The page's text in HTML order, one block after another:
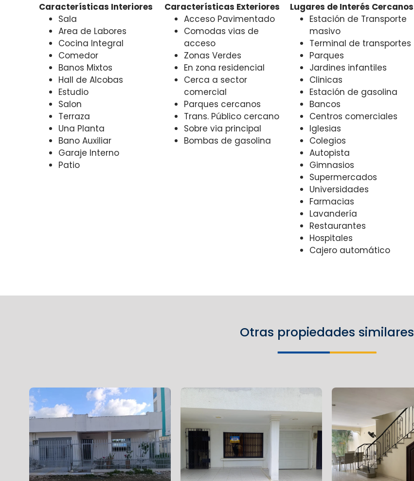
Características Interiores
Sala
Area de Labores
Cocina Integral
Comedor
Banos Mixtos
Hall de Alcobas
Estudio
Salon
Terraza
Una Planta
Bano Auxiliar
Garaje Interno
Patio
Características Exteriores
Acceso Pavimentado
Comodas vias de
acceso
Zonas Verdes
En zona residencial
Cerca a sector
comercial
Parques cercanos
Trans. Público cercano
Sobre via principal
Bombas de gasolina
Lugares de Interés Cercanos
Estación de Transporte
masivo
Terminal de transportes
Parques
Jardines infantiles
Clinicas
Estación de gasolina
Bancos
Centros comerciales
Iglesias
Colegios
Autopista
Gimnasios
Supermercados
Universidades
Farmacias
Lavandería
Restaurantes
Hospitales
Cajero automático
Otras propiedades similares